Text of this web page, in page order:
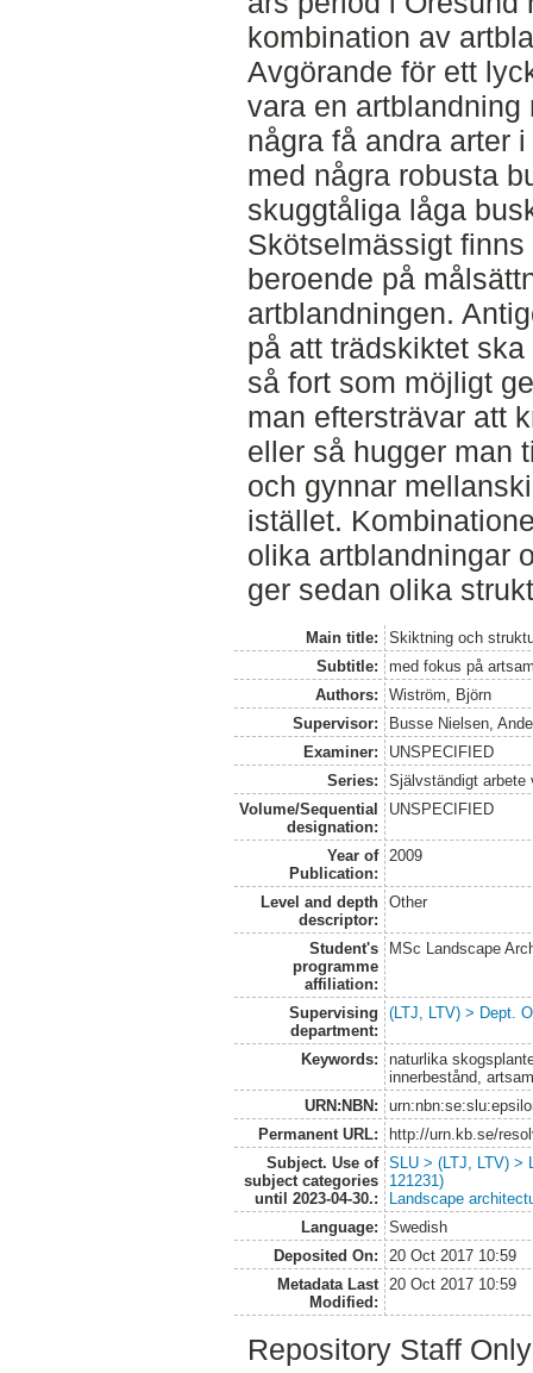
kombination av
Avgörande för ett
vara en
några få andra arter
med några robusta
skuggtåliga låga
Skötselmässigt
beroende på
artblandningen.
på att trädskiktet
så fort som möjligt
man eftersträvar att
eller så hugger man
och gynnar
istället.
olika artblandningar
ger sedan olika
Main title:
Skiktning och
Subtitle:
med fokus på
Authors:
Wiström, Björn
Supervisor:
Busse Nielsen,
Examiner:
UNSPECIFIED
Series:
Självständigt arbete
Volume/Sequential
designation:
UNSPECIFIED
Year of
Publication:
2009
Level and depth
descriptor:
Other
Student's
programme
affiliation:
MSc Landscape
Supervising
department:
(LTJ, LTV) > Dept.
Keywords:
naturlika
innerbestånd,
URN:NBN:
Permanent URL:
http://urn.kb.se/
Subject. Use of
subject categories
until 2023-04-30.:
SLU > (LTJ, LTV) >
121231)
Landscape
Language:
Swedish
Deposited On:
20 Oct 2017 10:59
Metadata Last
Modified:
20 Oct 2017 10:59
Repository Staff